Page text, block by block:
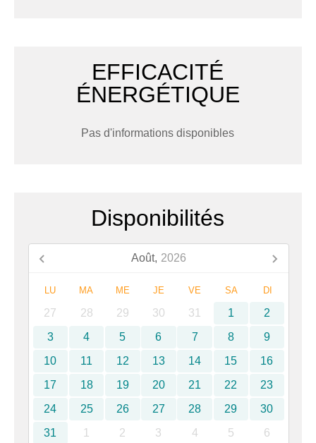
EFFICACITÉ
ÉNERGÉTIQUE
Pas d'informations disponibles
Disponibilités
Août, 2026
LU MA ME JE VE SA DI
27 28 29 30 31 1
2
3
4 5 6 7 8
9
10
11 12 13 14 15
16
17
18 19 20 21 22
23
24
25 26 27 28 29
30
31
1 2 3 4 5 6